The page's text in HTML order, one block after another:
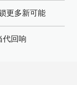
更多新可能
代回响